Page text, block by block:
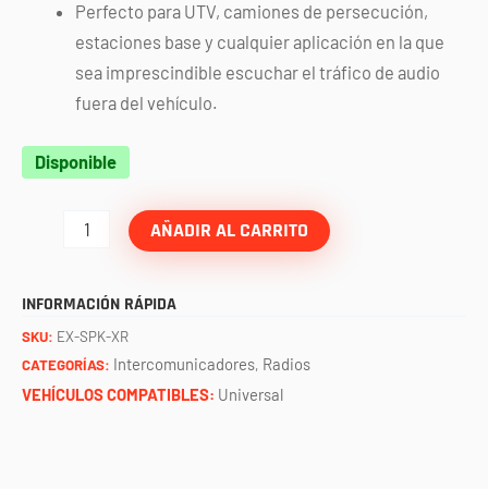
Perfecto para UTV, camiones de persecución,
estaciones base y cualquier aplicación en la que
sea imprescindible escuchar el tráfico de audio
fuera del vehículo.
Disponible
Bocina
RUGGED
cantidad
AÑADIR AL CARRITO
INFORMACIÓN RÁPIDA
SKU: EX-SPK-XR
CATEGORÍAS: Intercomunicadores, Radios
VEHÍCULOS COMPATIBLES: Universal